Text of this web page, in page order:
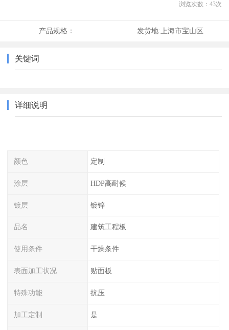
浏览次数： 43次
产品规格： 发货地: 上海市宝山区
关键词
详细说明
颜色 定制
涂层 HDP高耐候
镀层 镀锌
品名 建筑工程板
使用条件 干燥条件
表面加工状况 贴面板
特殊功能 抗压
加工定制 是